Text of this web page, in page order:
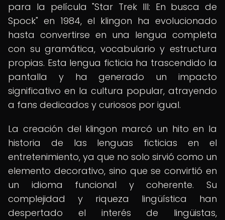
para la película "Star Trek III: En busca de
Spock" en 1984, el klingon ha evolucionado
hasta convertirse en una lengua completa
con su gramática, vocabulario y estructura
propias. Esta lengua ficticia ha trascendido la
pantalla y ha generado un impacto
significativo en la cultura popular, atrayendo
a fans dedicados y curiosos por igual.
La creación del klingon marcó un hito en la
historia de las lenguas ficticias en el
entretenimiento, ya que no solo sirvió como un
elemento decorativo, sino que se convirtió en
un idioma funcional y coherente. Su
complejidad y riqueza lingüística han
despertado el interés de lingüistas,